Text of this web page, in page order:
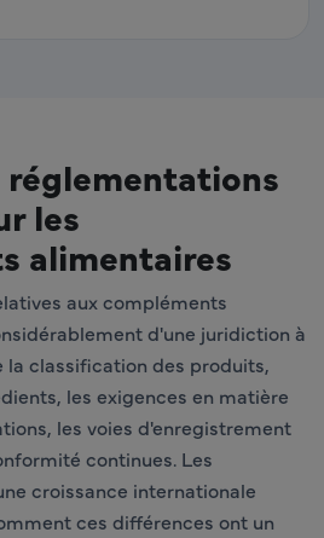
les
alimentaires
aux compléments
d'une juridiction à
la classification des produits,
les exigences en matière
les voies d'enregistrement
continues. Les
croissance internationale
ces différences ont un